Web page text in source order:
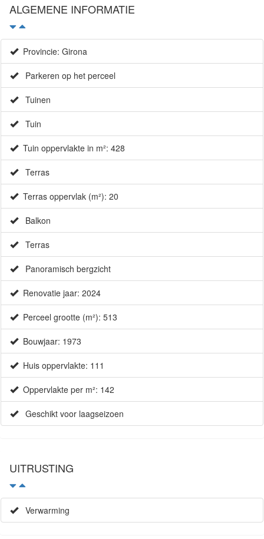
ALGEMENE INFORMATIE
Provincie: Girona
Parkeren op het perceel
Tuinen
Tuin
Tuin oppervlakte in m²: 428
Terras
Terras oppervlak (m²): 20
Balkon
Terras
Panoramisch bergzicht
Renovatie jaar: 2024
Perceel grootte (m²): 513
Bouwjaar: 1973
Huis oppervlakte: 111
Oppervlakte per m²: 142
Geschikt voor laagseizoen
UITRUSTING
Verwarming